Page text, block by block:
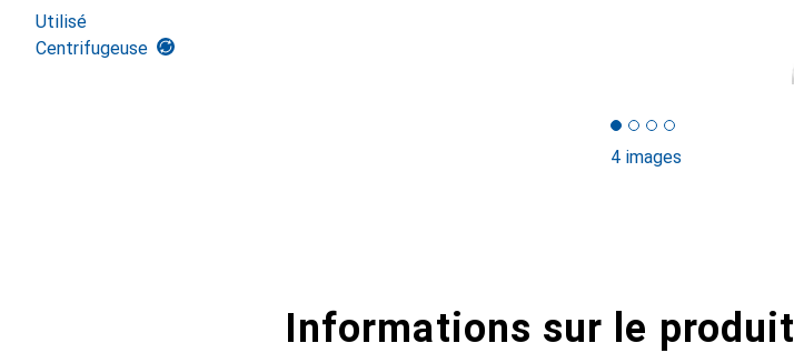
Utilisé
Centrifugeuse
4 images
Informations sur le produit